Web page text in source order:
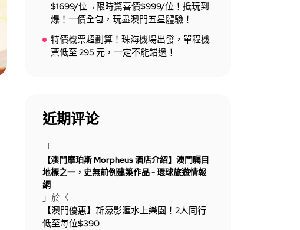
$1699/位→限時驚喜價$999/位！抵玩到
爆！一價全包，玩盡澳門五星體驗！
特價機票超劃算！珠海機場出發，單程機
票低至 295 元，一定不能錯過！
近期评论
「
【澳門摩珀斯 Morpheus 酒店介紹】澳門矚目
地標之一，史無前例建築作品 - 環球旅遊情報
網
」於〈
【澳門優惠】新濠影滙水上樂園！2人同行
低至每位$390